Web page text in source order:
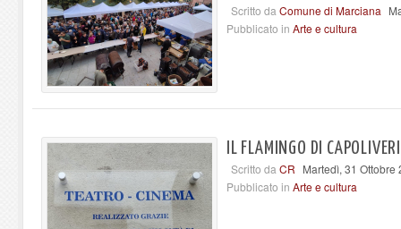
Scritto da Comune di Marciana
Pubblicato in Arte e cultura
IL FLAMINGO DI
Scritto da CR Martedì, 31 Ottobre
Pubblicato in Arte e cultura